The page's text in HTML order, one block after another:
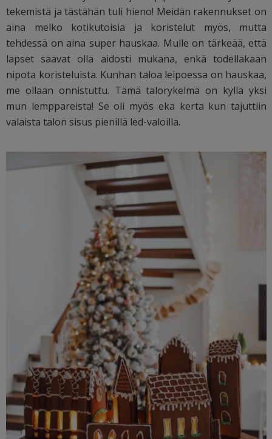
tekemistä ja tästähän tuli hieno! Meidän rakennukset on
aina melko kotikutoisia ja koristelut myös, mutta
tehdessä on aina super hauskaa. Mulle on tärkeää, että
lapset saavat olla aidosti mukana, enkä todellakaan
nipota koristeluista. Kunhan taloa leipoessa on hauskaa,
me ollaan onnistuttu. Tämä talorykelmä on kyllä yksi
mun lemppareista! Se oli myös eka kerta kun tajuttiin
valaista talon sisus pienillä led-valoilla.